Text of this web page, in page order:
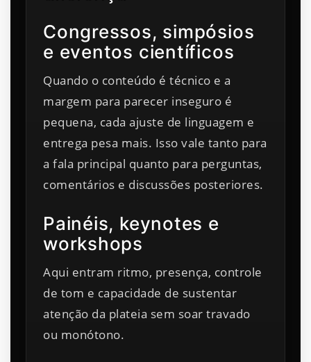
Congressos, simpósios
e eventos científicos
Quando o conteúdo é técnico e a
margem para parecer inseguro é
pequena, cada ajuste de linguagem e
entrega pesa mais. Isso vale tanto para
a fala principal quanto para perguntas,
comentários e discussões posteriores.
Painéis, keynotes e
workshops
Aqui entram ritmo, presença, controle
de tom e capacidade de sustentar
atenção da plateia sem soar travado
ou monótono.